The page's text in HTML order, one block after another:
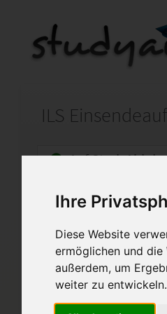
Ihre
Diese Website
ermöglichen und die
außerdem, um
weiter zu entwickeln.
ILS
Auf
Startseite Abitur und
Im